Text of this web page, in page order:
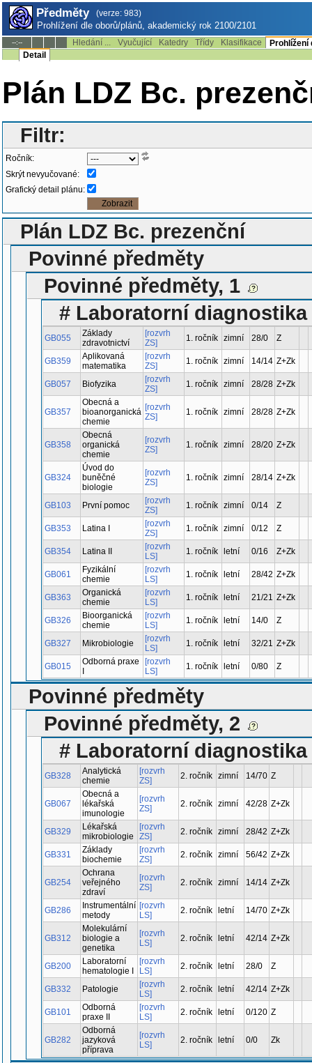
Předměty (verze: 983)
Prohlížení dle oborů/plánů, akademický rok 2100/2101
--:-- Hledání ... Vyučující Katedry Třídy Klasifikace
Prohlížení
Detail
Plán LDZ Bc.
Filtr:
Ročník:
Skrýt nevyučované:
Grafický detail plánu:
Plán LDZ Bc. prezenční
Povinné předměty
Povinné předměty, 1
# Laboratorní
GB055
Základy
zdravotnictví
[rozvrh
ZS]
1. ročník zimní 28/0 Z
GB359
Aplikovaná
matematika
[rozvrh
ZS]
1. ročník zimní 14/14 Z+Zk
GB057 Biofyzika
[rozvrh
ZS]
1. ročník zimní 28/28 Z+Zk
GB357
Obecná a
bioanorganická
chemie
[rozvrh
ZS]
1. ročník zimní 28/28 Z+Zk
GB358
Obecná
organická
chemie
[rozvrh
ZS]
1. ročník zimní 28/20 Z+Zk
GB324
Úvod do
buněčné
biologie
[rozvrh
ZS]
1. ročník zimní 28/14 Z+Zk
GB103 První pomoc
[rozvrh
ZS]
1. ročník zimní 0/14 Z
GB353 Latina I
[rozvrh
ZS]
1. ročník zimní 0/12 Z
GB354 Latina II
[rozvrh
LS]
1. ročník letní 0/16 Z+Zk
GB061
Fyzikální
chemie
[rozvrh
LS]
1. ročník letní 28/42 Z+Zk
GB363
Organická
chemie
[rozvrh
LS]
1. ročník letní 21/21 Z+Zk
GB326
Bioorganická
chemie
[rozvrh
LS]
1. ročník letní 14/0 Z
GB327 Mikrobiologie
[rozvrh
LS]
1. ročník letní 32/21 Z+Zk
GB015
Odborná praxe
[rozvrh
LS]
1. ročník letní 0/80 Z
Povinné předměty
Povinné předměty, 2
# Laboratorní
GB328
Analytická
chemie
[rozvrh
ZS]
2. ročník zimní 14/70 Z
GB067
Obecná a
lékařská
imunologie
[rozvrh
ZS]
2. ročník zimní 42/28 Z+Zk
GB329
Lékařská
mikrobiologie
[rozvrh
ZS]
2. ročník zimní 28/42 Z+Zk
GB331
Základy
biochemie
[rozvrh
ZS]
2. ročník zimní 56/42 Z+Zk
GB254
Ochrana
veřejného
zdraví
[rozvrh
ZS]
2. ročník zimní 14/14 Z+Zk
GB286
Instrumentální
metody
[rozvrh
LS]
2. ročník letní 14/70 Z+Zk
GB312
Molekulární
biologie a
genetika
[rozvrh
LS]
2. ročník letní 42/14 Z+Zk
GB200
Laboratorní
hematologie I
[rozvrh
LS]
2. ročník letní 28/0 Z
GB332 Patologie
[rozvrh
LS]
2. ročník letní 42/14 Z+Zk
GB101
Odborná
praxe II
[rozvrh
LS]
2. ročník letní 0/120 Z
GB282
Odborná
jazyková
příprava
[rozvrh
LS]
2. ročník letní 0/0 Zk